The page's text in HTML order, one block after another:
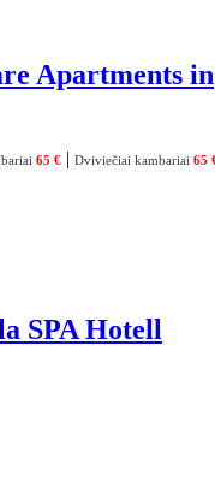
Apartments in
65 € | Dviviečiai kambariai 65
SPA Hotell